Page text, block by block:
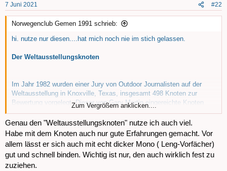
e
n
7 Juni 2021 #22
Norwegenclub Gemen 1991 schrieb:
hi. nutze nur diesen....hat mich noch nie im stich gelassen.
Der Weltausstellungsknoten
Im Jahr 1982 wurden einer Jury von Outdoor Journalisten auf der
Weltausstellung in Knoxville, Texas, insgesamt 498 Knoten zur
Bewertung vorgelegt. Dieser von Gary Martin eingereichte Knoten
gewann schließlich den Wettbewerb als bester Allround Angelknoten.
Das Tolle: Obwohl der Knoten sehr schnell und einfach zu binden ist
erhält er
nahezu 100 Prozent
der Schnurtragkraft. Viele, deutlich
kompliziertere, Knoten schaffen das nicht. Der nach dem Anlass der
Erstvorstellung von nun anWeltausstellungsknotengenannte
Angelknoten dient zum Befestigen von Wirbeln oder Öhrhaken. Er
funktioniert sowohl bei monofilen als auch geflochtenen Schnüren und
Zum Vergrößern anklicken....
Genau den "Weltausstellungsknoten" nutze ich auch viel.
Habe mit dem Knoten auch nur gute Erfahrungen gemacht. Vor
allem lässt er sich auch mit echt dicker Mono ( Leng-Vorfächer)
gut und schnell binden. Wichtig ist nur, den auch wirklich fest zu
zuziehen.